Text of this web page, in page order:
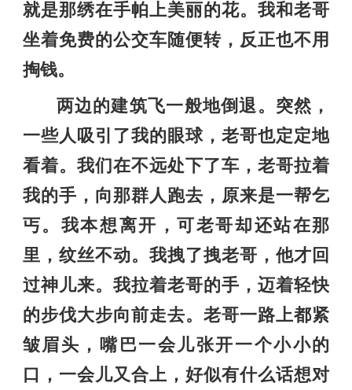
就是那绣在手帕上美丽的花。我和老哥
坐着免费的公交车随便转，反正也不用
掏钱。
两边的建筑飞一般地倒退。突然，
一些人吸引了我的眼球，老哥也定定地
看着。我们在不远处下了车，老哥拉着
我的手，向那群人跑去，原来是一帮乞
丐。我本想离开，可老哥却还站在那
里，纹丝不动。我拽了拽老哥，他才回
过神儿来。我拉着老哥的手，迈着轻快
的步伐大步向前走去。老哥一路上都紧
皱眉头，嘴巴一会儿张开一个小小的
口，一会儿又合上，好似有什么话想对